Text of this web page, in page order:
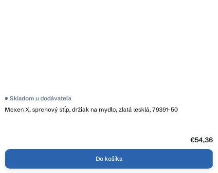
Mexen X, sprchový stĺp, držiak na mydlo, zlatá lesklá, 79391-50
Skladom u dodávateľa
€54,36
Do košíka